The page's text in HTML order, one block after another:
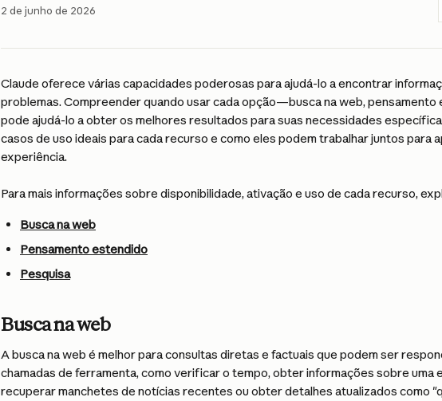
2 de junho de 2026
Claude oferece várias capacidades poderosas para ajudá-lo a encontrar
problemas. Compreender quando usar cada opção—busca na web,
pode ajudá-lo a obter os melhores resultados para suas necessidades
casos de uso ideais para cada recurso e como eles podem trabalhar juntos para
experiência.
Para mais informações sobre disponibilidade, ativação e uso de cada recurso,
Busca na web
Pensamento estendido
Pesquisa
Busca na web
A busca na web é melhor para consultas diretas e factuais que podem ser
chamadas de ferramenta, como verificar o tempo, obter informações sobre uma
recuperar manchetes de notícias recentes ou obter detalhes atualizados como